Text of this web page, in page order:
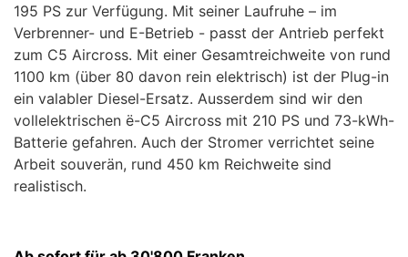
195 PS zur Verfügung. Mit seiner Laufruhe – im
Verbrenner- und E-Betrieb - passt der Antrieb perfekt
zum C5 Aircross. Mit einer Gesamtreichweite von rund
1100 km (über 80 davon rein elektrisch) ist der Plug-in
ein valabler Diesel-Ersatz. Ausserdem sind wir den
vollelektrischen ë-C5 Aircross mit 210 PS und 73-kWh-
Batterie gefahren. Auch der Stromer verrichtet seine
Arbeit souverän, rund 450 km Reichweite sind
realistisch.